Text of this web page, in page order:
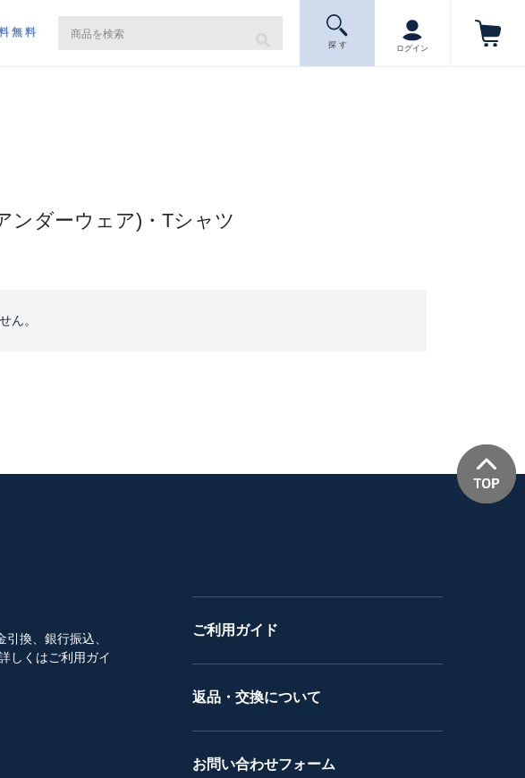
無料
探 す ログイン
ンダーウェア)・Tシャツ
ん。
換、銀行振込、
しくはご利用ガイ
ご利用ガイド
返品・交換について
お問い合わせフォーム